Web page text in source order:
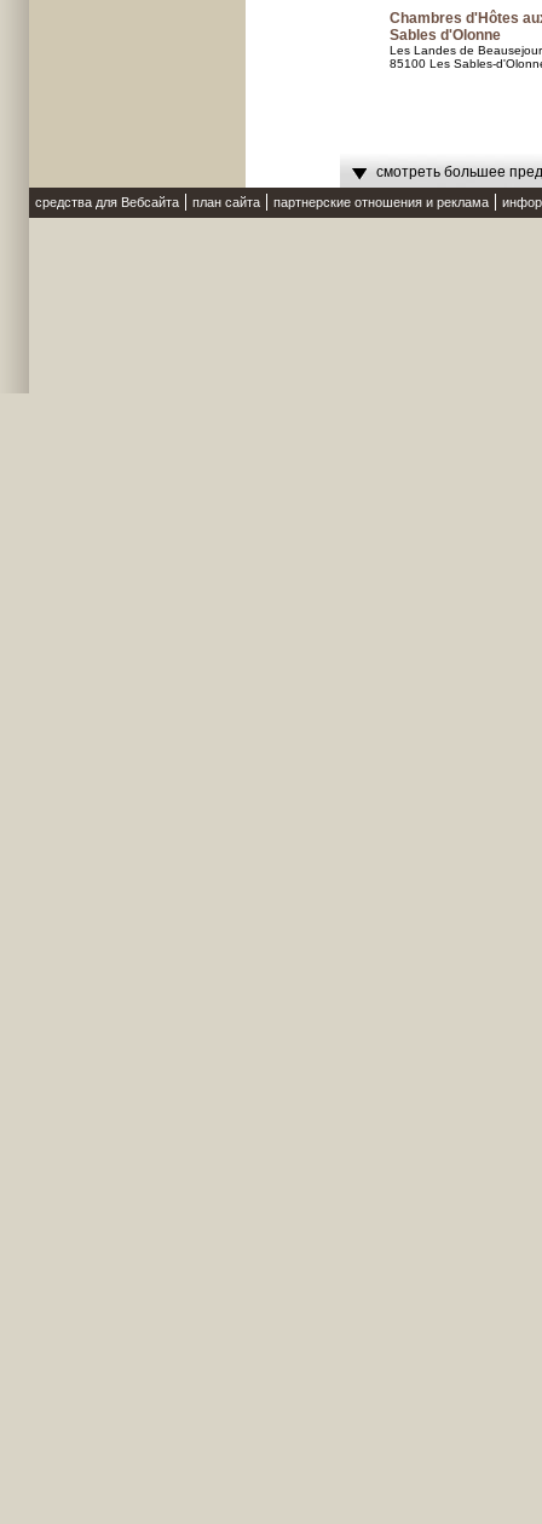
Chambres d'Hôtes
Sables d'Olonne
Les Landes de Beausejour
85100 Les Sables-
смотреть большее
средства для Вебсайта план сайта партнерские отношения и реклама